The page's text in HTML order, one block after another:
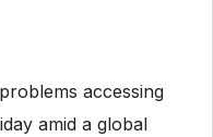
accessing
amid a global